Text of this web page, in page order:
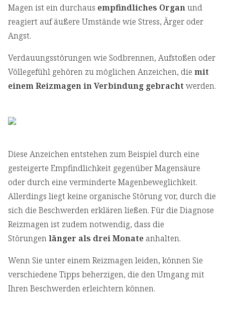
Magen ist ein durchaus empfindliches Organund
reagiert auf äußere Umstände wie Stress, Ärger oder
Angst.
Verdauungsstörungen wie Sodbrennen, Aufstoßen oder
Völlegefühl gehören zu möglichen Anzeichen, die mit
einem Reizmagen in Verbindung gebracht werden.
Diese Anzeichen entstehen zum Beispiel durch eine
gesteigerte Empfindlichkeit gegenüber Magensäure
oder durch eine verminderte Magenbeweglichkeit.
Allerdings liegt keine organische Störung vor, durch die
sich die Beschwerden erklären ließen. Für die Diagnose
Reizmagen ist zudem notwendig, dass die
Störungenlänger als drei Monate anhalten.
Wenn Sie unter einem Reizmagen leiden, können Sie
verschiedene Tipps beherzigen, die den Umgang mit
Ihren Beschwerden erleichtern können.